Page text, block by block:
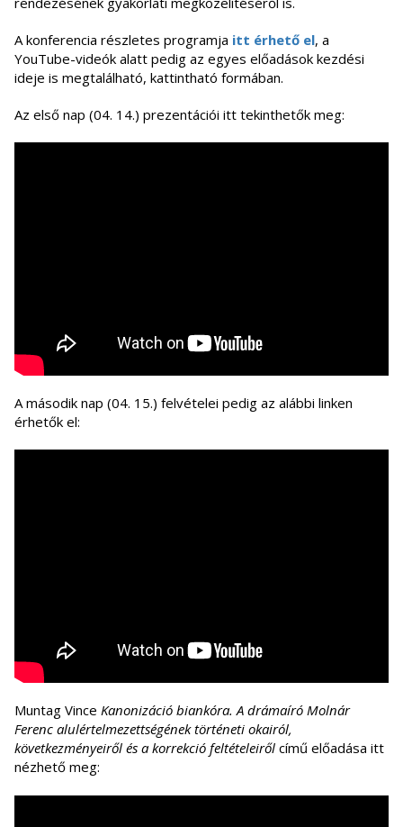
A konferencia részletes programja itt érhető el, a
YouTube-videók alatt pedig az egyes előadások kezdési
ideje is megtalálható, kattintható formában.
Az első nap (04. 14.) prezentációi itt tekinthetők meg:
A második nap (04. 15.) felvételei pedig az alábbi linken
érhetők el:
Muntag Vince Kanonizáció biankóra. A drámaíró Molnár
Ferenc alulértelmezettségének történeti okairól,
következményeiről és a korrekció feltételeiről című előadása itt
nézhető meg: